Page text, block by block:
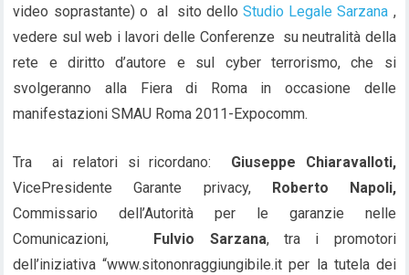
video soprastante) o al sito delloStudio Legale Sarzana ,
vedere sul web i lavori delle Conferenze su neutralità della
rete e diritto d’autore e sul cyber terrorismo, che si
svolgeranno alla Fiera di Roma in occasione delle
manifestazioni SMAU Roma 2011-Expocomm.
Tra ai relatori si ricordano: Giuseppe Chiaravalloti,
VicePresidente Garante privacy, Roberto Napoli,
Commissario dell’Autorità per le garanzie nelle
Comunicazioni, Fulvio Sarzana, tra i promotori
dell’iniziativa “www.sitononraggiungibile.it per la tutela dei